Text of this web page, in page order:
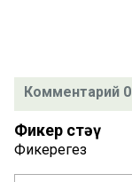
Комментарий 0
Фикер өстәү
Фикерегез